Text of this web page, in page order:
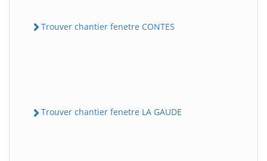
Trouver chantier fenetre CONTES
Trouver chantier fenetre LA GAUDE